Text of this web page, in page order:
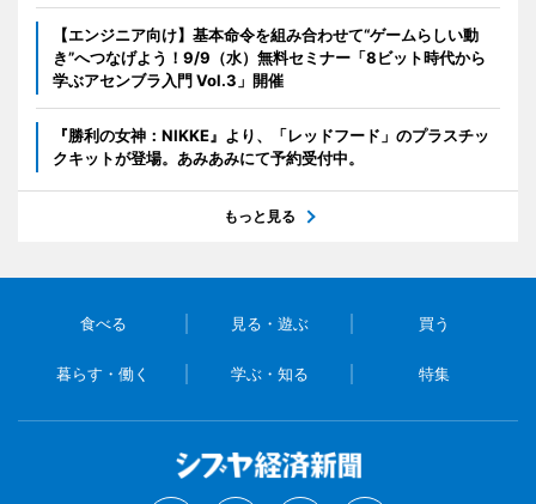
【エンジニア向け】基本命令を組み合わせて“ゲームらしい動
き”へつなげよう！9/9（水）無料セミナー「8ビット時代から
学ぶアセンブラ入門 Vol.3」開催
『勝利の女神：NIKKE』より、「レッドフード」のプラスチッ
クキットが登場。あみあみにて予約受付中。
もっと見る
食べる 見る・遊ぶ 買う
暮らす・働く 学ぶ・知る 特集